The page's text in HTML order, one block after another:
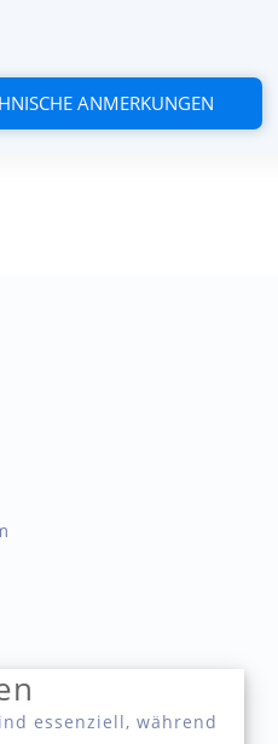
ANMERKUNGEN
essenziell, während